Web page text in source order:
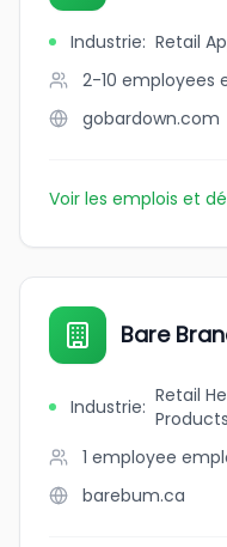
Industrie: Retail
2-10 employees
gobardown.com
Voir les emplois et
Bare
Industrie: Retail
Products
1 employee
barebum.ca